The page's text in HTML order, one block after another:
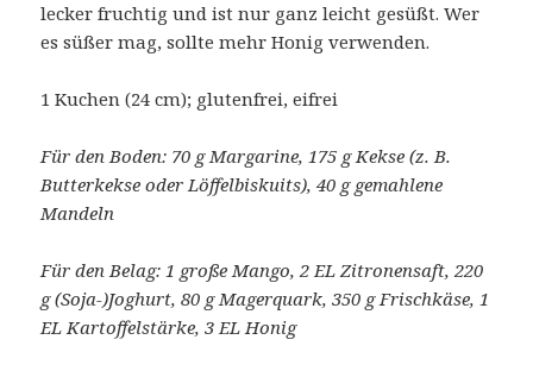
lecker fruchtig und ist nur ganz leicht gesüßt. Wer
es süßer mag, sollte mehr Honig verwenden.
1 Kuchen (24 cm); glutenfrei, eifrei
Für den Boden: 70 g Margarine, 175 g Kekse (z. B.
Butterkekse oder Löffelbiskuits), 40 g gemahlene
Mandeln
Für den Belag: 1 große Mango, 2 EL Zitronensaft, 220
g (Soja-)Joghurt, 80 g Magerquark, 350 g Frischkäse, 1
EL Kartoffelstärke, 3 EL Honig